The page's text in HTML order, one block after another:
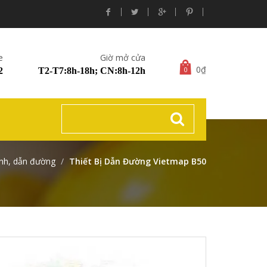
Giờ mở cửa
T2-T7:8h-18h; CN:8h-12h 0 0₫
dẫn đường Thiết Bị Dẫn Đường Vietmap B50